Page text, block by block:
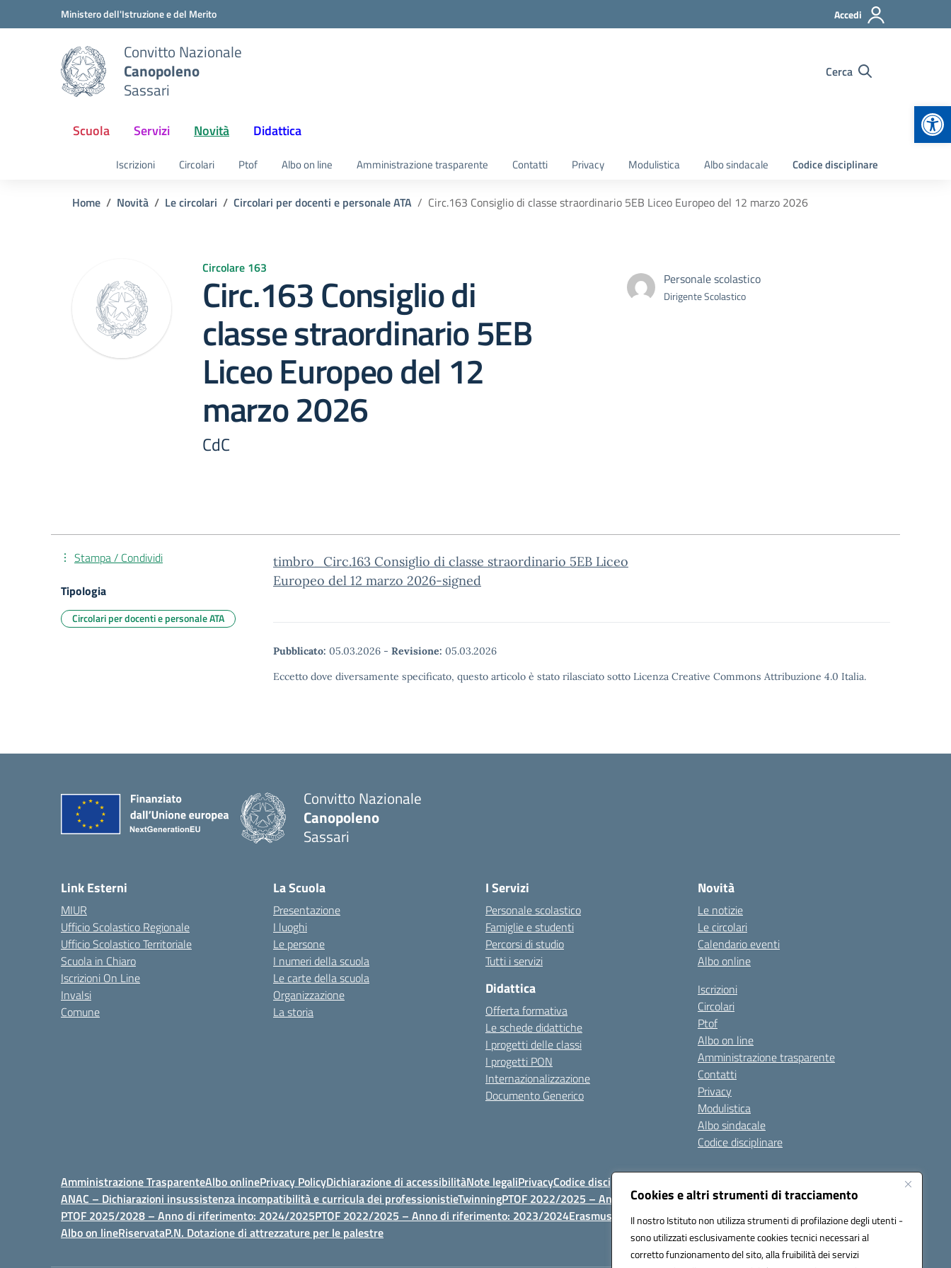
Cookies e altri strumenti di tracciamento
Il nostro Istituto non utilizza strumenti di profilazione degli utenti -
sono utilizzati esclusivamente cookies tecnici necessari al
corretto funzionamento del sito, alla fruibilità dei servizi
Vai ai contenuti
Vai al menu di navigazioneMinistero dell'Istruzione e del Merito Accedi
Convitto Nazionale
Canopoleno
Sassari
Cerca
Scuola Servizi Novità Didattica
Iscrizioni Circolari Ptof Albo on line Amministrazione trasparente Contatti Privacy Modulistica Albo sindacale Codice disciplinare
Home Novità Le circolari Circolari per docenti e personale ATA Circ.163 Consiglio di classe straordinario 5EB Liceo Europeo del 12 marzo 2026
Circolare 163
Circ.163 Consiglio di
classe straordinario 5EB
Liceo Europeo del 12
marzo 2026
CdC
Personale scolastico
Dirigente Scolastico
timbro_Circ.163 Consiglio di classe straordinario 5EB Liceo
Europeo del 12 marzo 2026-signed
Pubblicato: 05.03.2026 - Revisione: 05.03.2026
Eccetto dove diversamente specificato, questo articolo è stato rilasciato sotto Licenza Creative Commons Attribuzione 4.0 Italia.
Stampa / Condividi
Tipologia
Circolari per docenti e personale ATA
Convitto Nazionale
Canopoleno
Sassari
Link Esterni
MIUR
Ufficio Scolastico Regionale
Ufficio Scolastico Territoriale
Scuola in Chiaro
Iscrizioni On Line
Invalsi
Comune
La Scuola
Presentazione
I luoghi
Le persone
I numeri della scuola
Le carte della scuola
Organizzazione
La storia
I Servizi
Personale scolastico
Famiglie e studenti
Percorsi di studio
Tutti i servizi
Didattica
Offerta formativa
Le schede didattiche
I progetti delle classi
I progetti PON
Internazionalizzazione
Documento Generico
Novità
Le notizie
Le circolari
Calendario eventi
Albo online
Iscrizioni
Circolari
Ptof
Albo on line
Amministrazione trasparente
Contatti
Privacy
Modulistica
Albo sindacale
Codice disciplinare
Amministrazione TrasparenteAlbo onlinePrivacy PolicyDichiarazione di accessibilitàNote legaliPrivacyCodice disciplinare e di comportamento
ANAC – Dichiarazioni insussistenza incompatibilità e curricula dei professionistieTwinningPTOF 2022/2025 – Anno di riferimento: 2024/2025
PTOF 2025/2028 – Anno di riferimento: 2024/2025PTOF 2022/2025 – Anno di riferimento: 2023/2024Erasmus PTOF 2025/2028 – Anno di riferimento: 2025/2026
Albo on lineRiservataP.N. Dotazione di attrezzature per le palestre